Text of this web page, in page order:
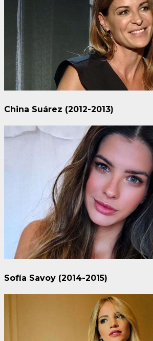
China Suárez (2012-2013)
Sofía Savoy (2014-2015)